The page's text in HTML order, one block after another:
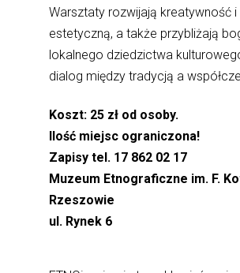
Warsztaty rozwijają kreatywność
estetyczną, a także przybliżają
lokalnego dziedzictwa
dialog między tradycją a
Koszt: 25 zł od osoby.
Ilość miejsc ograniczona!
Zapisy tel. 17 862 02 17
Muzeum Etnograficzne im. F.
Rzeszowie
ul. Rynek 6